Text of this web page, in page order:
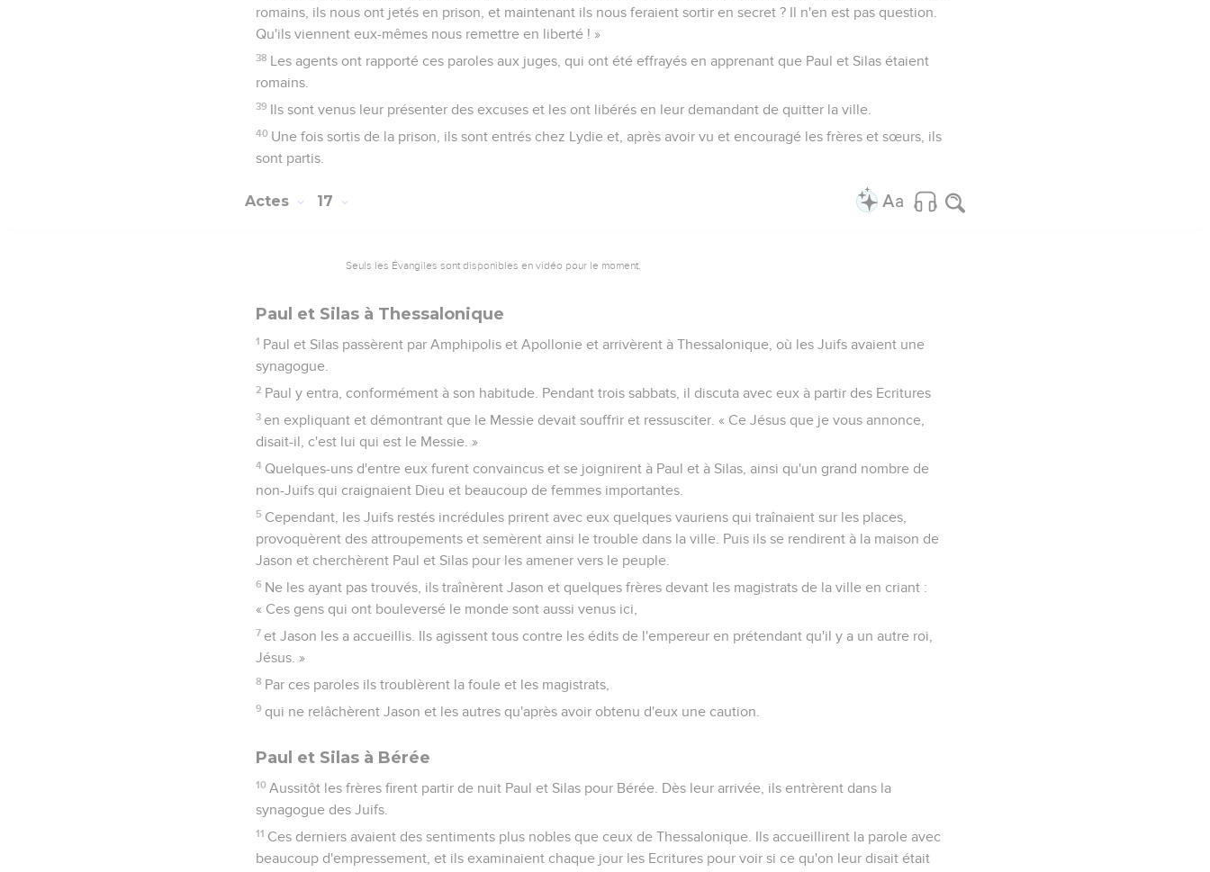
romains, ils nous ont jetés en prison, et maintenant ils nous feraient sortir en secret ? Il n'en est pas question.
Qu'ils viennent eux-mêmes nous remettre en liberté ! »
38 Les agents ont rapporté ces paroles aux juges, qui ont été effrayés en apprenant que Paul et Silas étaient
romains.
39 Ils sont venus leur présenter des excuses et les ont libérés en leur demandant de quitter la ville.
40 Une fois sortis de la prison, ils sont entrés chez Lydie et, après avoir vu et encouragé les frères et sœurs, ils
sont partis.
Actes 17
Seuls les Évangiles sont disponibles en vidéo pour le moment.
Paul et Silas à Thessalonique
1 Paul et Silas passèrent par Amphipolis et Apollonie et arrivèrent à Thessalonique, où les Juifs avaient une
synagogue.
2 Paul y entra, conformément à son habitude. Pendant trois sabbats, il discuta avec eux à partir des Ecritures
3 en expliquant et démontrant que le Messie devait souffrir et ressusciter. « Ce Jésus que je vous annonce,
disait-il, c'est lui qui est le Messie. »
4 Quelques-uns d'entre eux furent convaincus et se joignirent à Paul et à Silas, ainsi qu'un grand nombre de
non-Juifs qui craignaient Dieu et beaucoup de femmes importantes.
5 Cependant, les Juifs restés incrédules prirent avec eux quelques vauriens qui traînaient sur les places,
provoquèrent des attroupements et semèrent ainsi le trouble dans la ville. Puis ils se rendirent à la maison de
Jason et cherchèrent Paul et Silas pour les amener vers le peuple.
6 Ne les ayant pas trouvés, ils traînèrent Jason et quelques frères devant les magistrats de la ville en criant :
« Ces gens qui ont bouleversé le monde sont aussi venus ici,
7 et Jason les a accueillis. Ils agissent tous contre les édits de l'empereur en prétendant qu'il y a un autre roi,
Jésus. »
8 Par ces paroles ils troublèrent la foule et les magistrats,
9 qui ne relâchèrent Jason et les autres qu'après avoir obtenu d'eux une caution.
Paul et Silas à Bérée
10 Aussitôt les frères firent partir de nuit Paul et Silas pour Bérée. Dès leur arrivée, ils entrèrent dans la
synagogue des Juifs.
11 Ces derniers avaient des sentiments plus nobles que ceux de Thessalonique. Ils accueillirent la parole avec
beaucoup d'empressement, et ils examinaient chaque jour les Ecritures pour voir si ce qu'on leur disait était